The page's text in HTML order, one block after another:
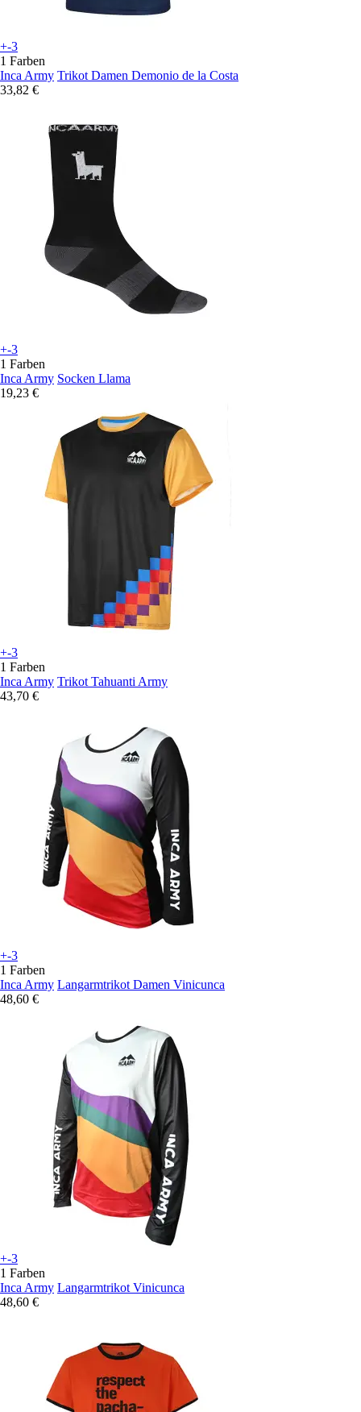
+-3
1 Farben
Inca Army Trikot Damen Demonio de la Costa
33,82 €
+-3
1 Farben
Inca Army Socken Llama
19,23 €
+-3
1 Farben
Inca Army Trikot Tahuanti Army
43,70 €
+-3
1 Farben
Inca Army Langarmtrikot Damen Vinicunca
48,60 €
+-3
1 Farben
Inca Army Langarmtrikot Vinicunca
48,60 €